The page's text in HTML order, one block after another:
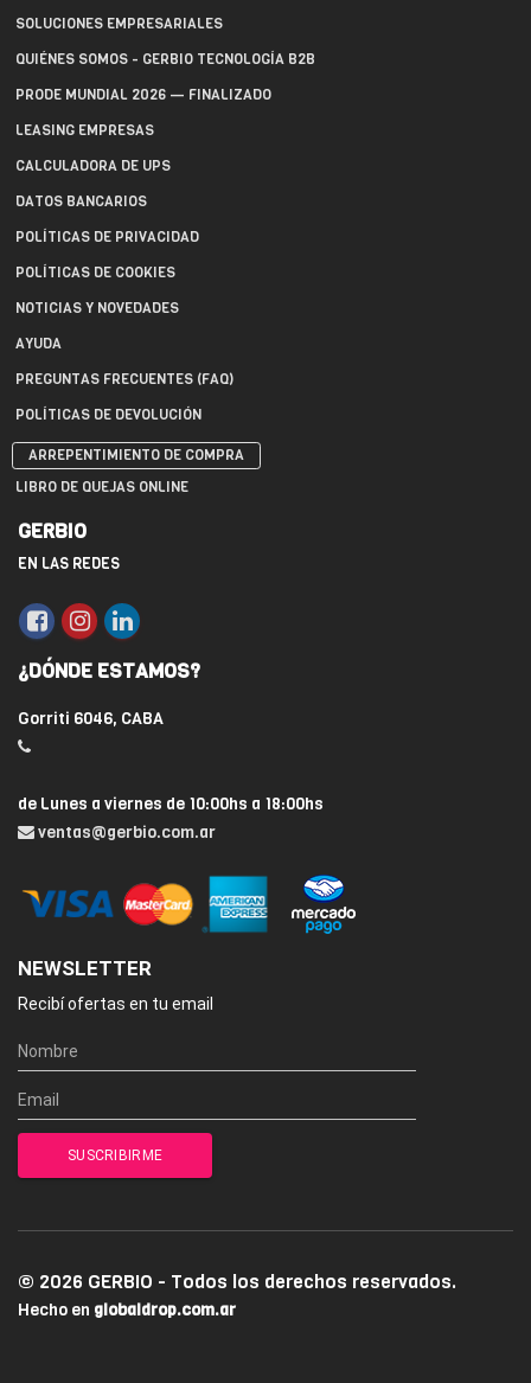
SOLUCIONES EMPRESARIALES
QUIÉNES SOMOS - GERBIO TECNOLOGÍA B2B
PRODE MUNDIAL 2026 — FINALIZADO
LEASING EMPRESAS
CALCULADORA DE UPS
DATOS BANCARIOS
POLÍTICAS DE PRIVACIDAD
POLÍTICAS DE COOKIES
NOTICIAS Y NOVEDADES
AYUDA
PREGUNTAS FRECUENTES (FAQ)
POLÍTICAS DE DEVOLUCIÓN
ARREPENTIMIENTO DE COMPRA
LIBRO DE QUEJAS ONLINE
GERBIO
EN LAS REDES
¿DÓNDE ESTAMOS?
Gorriti 6046, CABA
de Lunes a viernes de 10:00hs a 18:00hs
ventas@gerbio.com.ar
NEWSLETTER
Recibí ofertas en tu email
© 2026 GERBIO - Todos los derechos reservados.
Hecho en globaldrop.com.ar